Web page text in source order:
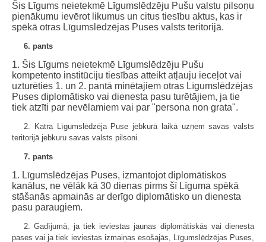
Šis Līgums neietekmē Līgumslēdzēju Pušu valstu pilsoņu
pienākumu ievērot likumus un citus tiesību aktus, kas ir
spēkā otras Līgumslēdzējas Puses valsts teritorijā.
6. pants
1. Šis Līgums neietekmē Līgumslēdzēju Pušu
kompetento institūciju tiesības atteikt atļauju ieceļot vai
uzturēties 1. un 2. pantā minētajiem otras Līgumslēdzējas
Puses diplomātisko vai dienesta pasu turētājiem, ja tie
tiek atzīti par nevēlamiem vai par "persona non grata".
2. Katra Līgumslēdzēja Puse jebkurā laikā uzņem savas valsts
teritorijā jebkuru savas valsts pilsoni.
7. pants
1. Līgumslēdzējas Puses, izmantojot diplomātiskos
kanālus, ne vēlāk kā 30 dienas pirms šī Līguma spēkā
stāšanās apmainās ar derīgo diplomātisko un dienesta
pasu paraugiem.
2. Gadījumā, ja tiek ieviestas jaunas diplomātiskās vai dienesta
pases vai ja tiek ieviestas izmaiņas esošajās, Līgumslēdzējas Puses,